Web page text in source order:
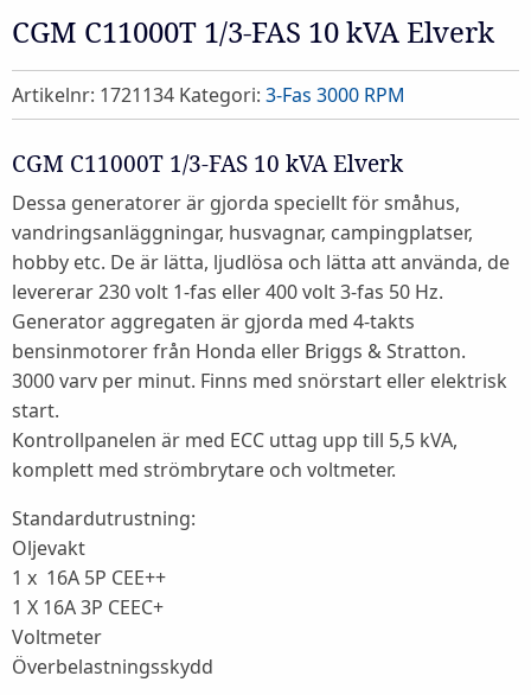
CGM C11000T 1/3-FAS 10 kVA Elverk
Artikelnr: 1721134 Kategori: 3-Fas 3000 RPM
CGM C11000T 1/3-FAS 10 kVA Elverk
Dessa generatorer är gjorda speciellt för småhus,
vandringsanläggningar, husvagnar, campingplatser,
hobby etc. De är lätta, ljudlösa och lätta att använda, de
levererar 230 volt 1-fas eller 400 volt 3-fas 50 Hz.
Generator aggregaten är gjorda med 4-takts
bensinmotorer från Honda eller Briggs & Stratton.
3000 varv per minut. Finns med snörstart eller elektrisk
start.
Kontrollpanelen är med ECC uttag upp till 5,5 kVA,
komplett med strömbrytare och voltmeter.
Standardutrustning:
Oljevakt
1 x 16A 5P CEE++
1 X 16A 3P CEEC+
Voltmeter
Överbelastningsskydd